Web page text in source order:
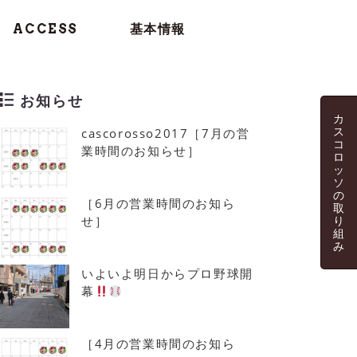
カ
ス
コ
ロ
ッ
ソ
の
取
り
組
み
ACCESS 基本情報
お知らせ
cascorosso2017［7月の営
業時間のお知らせ］
［6月の営業時間のお知ら
せ］
いよいよ明日からプロ野球開
幕
［4月の営業時間のお知ら